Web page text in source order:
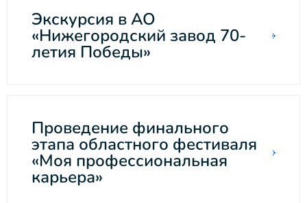
Экскурсия в АО
«Нижегородский завод 70-
летия Победы»
Проведение финального
этапа областного фестиваля
«Моя профессиональная
карьера»